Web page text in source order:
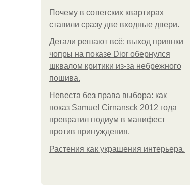
Почему в советских квартирах
ставили сразу две входные двери.
Детали решают всё: выход приянки
чопры на показе Dior обернулся
шквалом критики из-за небрежного
пошива.
Невеста без права выбора: как
показ Samuel Cirnansck 2012 года
превратил подиум в манифест
против принуждения.
Растения как украшения интерьера.